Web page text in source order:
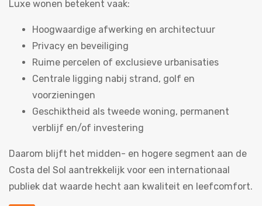
Luxe wonen betekent vaak:
Hoogwaardige afwerking en architectuur
Privacy en beveiliging
Ruime percelen of exclusieve urbanisaties
Centrale ligging nabij strand, golf en
voorzieningen
Geschiktheid als tweede woning, permanent
verblijf en/of investering
Daarom blijft het midden- en hogere segment aan de
Costa del Sol aantrekkelijk voor een internationaal
publiek dat waarde hecht aan kwaliteit en leefcomfort.